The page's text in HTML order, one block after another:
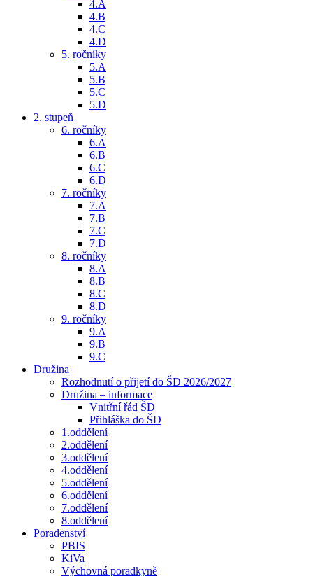
4.A
4.B
4.C
4.D
5. ročníky
5.A
5.B
5.C
5.D
2. stupeň
6. ročníky
6.A
6.B
6.C
6.D
7. ročníky
7.A
7.B
7.C
7.D
8. ročníky
8.A
8.B
8.C
8.D
9. ročníky
9.A
9.B
9.C
Družina
Rozhodnutí o přijetí do ŠD 2026/2027
Družina – informace
Vnitřní řád ŠD
Přihláška do ŠD
1.oddělení
2.oddělení
3.oddělení
4.oddělení
5.oddělení
6.oddělení
7.oddělení
8.oddělení
Poradenství
PBIS
KiVa
Výchovná poradkyně